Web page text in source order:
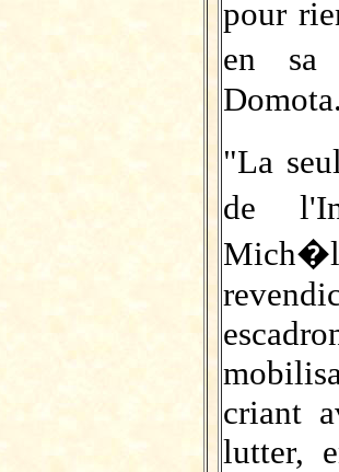
pour
en
"La
de
criant
lutter,